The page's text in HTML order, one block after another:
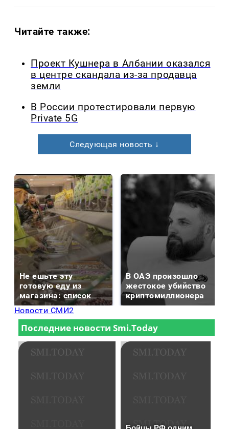
Читайте также:
Проект Кушнера в Албании оказался
в центре скандала из-за продавца
земли
В России протестировали первую
Private 5G
Следующая новость ↓
Не ешьте эту
готовую еду из
магазина: список
В ОАЭ произошло
жестокое убийство
криптомиллионера
Новости СМИ2